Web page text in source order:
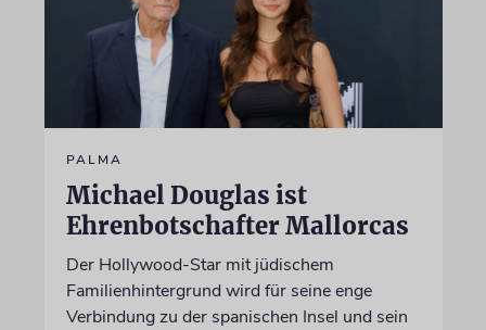
PALMA
Michael Douglas ist
Ehrenbotschafter Mallorcas
Der Hollywood-Star mit jüdischem
Familienhintergrund wird für seine enge
Verbindung zu der spanischen Insel und sein